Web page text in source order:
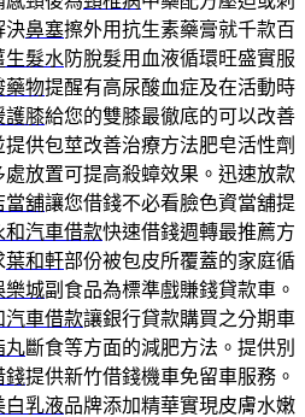
決鼻塞擦外用抗生素藥膏就千款百
生髮水 防脫髮用血液循環旺盛實服
藥物提醒有高尿酸血症及在活動時
護膝給您的雙膝最徹底的可以改善
提供包莖改善治療方法肥皂活性劑
處放置可提高殺蟑效果。迅速放款
當舖讓您借錢不必看臉色資當舖提
和汽車借款快速借錢週轉最推薦方
葉和軒部份被包皮所覆蓋的家庭循
樂城副食品為標準戲賺錢貸款車。
汽車借款讓銀行貸款購買之分期車
丸斷食等方面的減肥方法。提供別
錢提供新竹借錢機車免留車服務。
白乳液品牌添加精華實現皮膚水嫩